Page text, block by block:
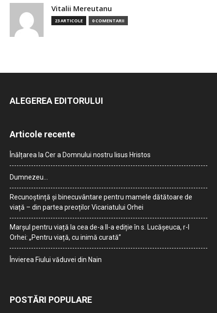
Vitalii Mereutanu
23 ARTICOLE 0 COMENTARII
ALEGEREA EDITORULUI
Articole recente
Înălțarea la Cer a Domnului nostru Iisus Hristos
Dumnezeu…
Recunoștință și binecuvântare pentru mamele dătătoare de
viață – din partea preoților Vicariatului Orhei
Marșul pentru viață la cea de-a II-a ediție în s. Lucășeuca, r-l
Orhei: „Pentru viață, cu inimă curată”
Învierea Fiului văduvei din Nain
POSTĂRI POPULARE